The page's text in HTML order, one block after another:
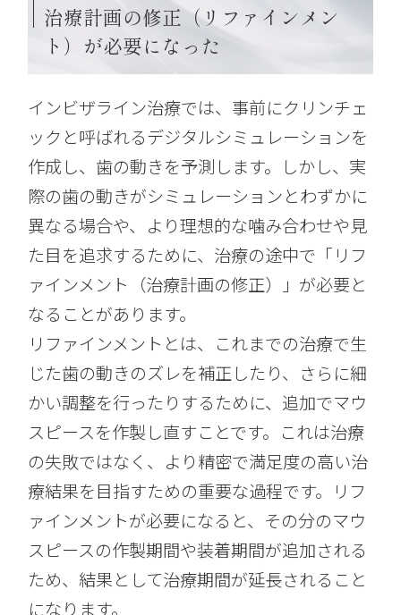
治療計画の修正（リファインメン
ト）が必要になった
インビザライン治療では、事前にクリンチェ
ックと呼ばれるデジタルシミュレーションを
作成し、歯の動きを予測します。しかし、実
際の歯の動きがシミュレーションとわずかに
異なる場合や、より理想的な噛み合わせや見
た目を追求するために、治療の途中で「リフ
ァインメント（治療計画の修正）」が必要と
なることがあります。
リファインメントとは、これまでの治療で生
じた歯の動きのズレを補正したり、さらに細
かい調整を行ったりするために、追加でマウ
スピースを作製し直すことです。これは治療
の失敗ではなく、より精密で満足度の高い治
療結果を目指すための重要な過程です。リフ
ァインメントが必要になると、その分のマウ
スピースの作製期間や装着期間が追加される
ため、結果として治療期間が延長されること
になります。